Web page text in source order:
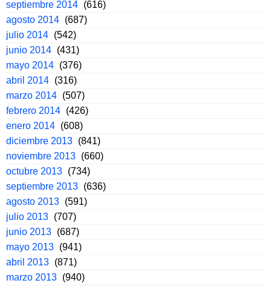
septiembre 2014 (616)
agosto 2014 (687)
julio 2014 (542)
junio 2014 (431)
mayo 2014 (376)
abril 2014 (316)
marzo 2014 (507)
febrero 2014 (426)
enero 2014 (608)
diciembre 2013 (841)
noviembre 2013 (660)
octubre 2013 (734)
septiembre 2013 (636)
agosto 2013 (591)
julio 2013 (707)
junio 2013 (687)
mayo 2013 (941)
abril 2013 (871)
marzo 2013 (940)